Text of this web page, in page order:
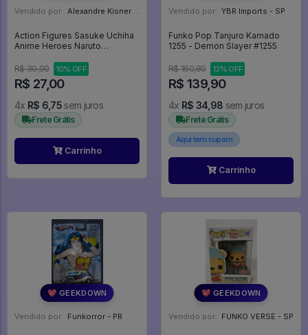
Vendido por: Alexandre Kisner - PR
Action Figures Sasuke Uchiha
Anime Heroes Naruto
Naruto Shippuden
R$ 30,00 10% OFF
R$ 27,00
4x R$ 6,75 sem juros
Frete Grátis
Carrinho
Vendido por: YBR Imports - SP
Funko Pop Tanjuro Kamado
1255 - Demon Slayer #1255
R$ 160,80 13% OFF
R$ 139,90
4x R$ 34,98 sem juros
Frete Grátis
Aqui tem cupom
Carrinho
💖 GEEKDOWN
Vendido por: Funkorror - PR
💖 GEEKDOWN
Vendido por: FUNKO VERSE - SP